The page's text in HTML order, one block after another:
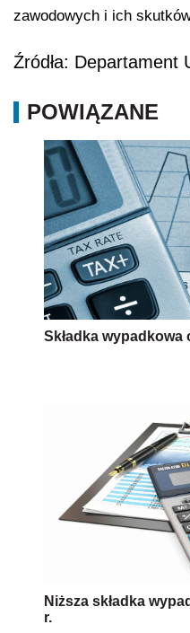
zawodowych i ich
Źródła: Departament
POWIĄZANE
Składka wypadkowa
Niższa składka
r.